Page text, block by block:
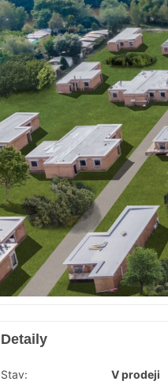
Detaily
Stav: V prodeji